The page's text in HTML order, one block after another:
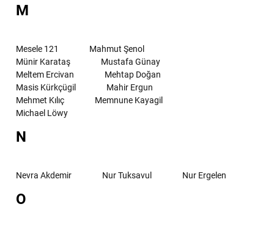
M
Mesele 121
Mahmut Şenol
Münir Karataş
Mustafa Günay
Meltem Ercivan
Mehtap Doğan
Masis Kürkçügil
Mahir Ergun
Mehmet Kılıç
Memnune Kayagil
Michael Löwy
N
Nevra Akdemir Nur Tuksavul Nur Ergelen
O